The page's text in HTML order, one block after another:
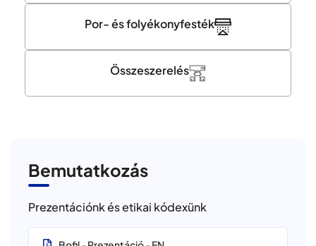
Por- és folyékonyfesték
Összeszerelés
Bemutatkozás
Prezentációnk és etikai kódexünk